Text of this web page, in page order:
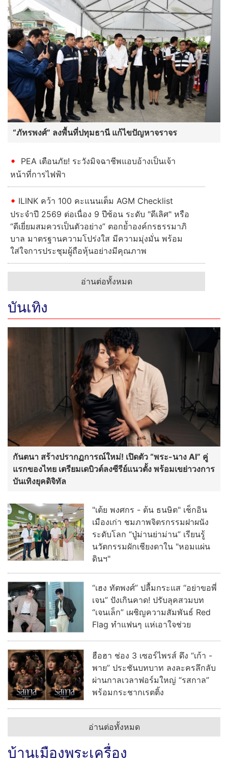
“ภัทรพงศ์” ลงพื้นที่ปทุมธานี แก้ไขปัญหาจราจร
PEA เตือนภัย! ระวังมิจฉาชีพแอบอ้างเป็นเจ้า
หน้าที่การไฟฟ้า
ILINK คว้า 100 คะแนนเต็ม AGM Checklist
ประจำปี 2569 ต่อเนื่อง 9 ปีซ้อน ระดับ "ดีเลิศ" หรือ
“ดีเยี่ยมสมควรเป็นตัวอย่าง” ตอกย้ำองค์กรธรรมาภิ
บาล มาตรฐานความโปร่งใส มีความมุ่งมั่น พร้อม
ใส่ใจการประชุมผู้ถือหุ้นอย่างมีคุณภาพ
อ่านต่อทั้งหมด
บันเทิง
กันตนา สร้างปรากฏการณ์ใหม่! เปิดตัว “พระ-นาง AI” คู่
แรกของไทย เตรียมเดบิวต์ลงซีรีย์แนวตั้ง พร้อมเขย่าวงการ
บันเทิงยุคดิจิทัล
"เต้ย พงศกร - ต้น ธนษิต" เช็กอิน
เมืองเก่า ชมภาพจิตรกรรมฝาผนัง
ระดับโลก “ปู่ม่านย่าม่าน” เรียนรู้
นวัตกรรมผักเชียงดาใน "หอมแผ่น
ดินฯ"
“เฮง ทัตพงศ์” ปลื้มกระแส “อย่าขอพี่
เจน” ปังเกินคาด! ปรับลุคสวมบท
“เจนเล็ก” เผชิญความสัมพันธ์ Red
Flag ทำแฟนๆ แห่เอาใจช่วย
ฮือฮา ช่อง 3 เซอร์ไพรส์ ดึง “เก้า -
พาย” ประชันบทบาท ลงละครลึกลับ
ผ่านกาลเวลาฟอร์มใหญ่ “รสกาล”
พร้อมกระชากเรตติ้ง
อ่านต่อทั้งหมด
บ้านเมืองพระเครื่อง